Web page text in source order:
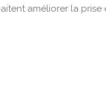
améliorer la